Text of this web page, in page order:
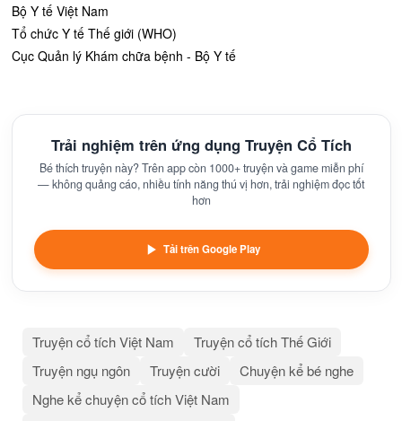
Bộ Y tế Việt Nam
Tổ chức Y tế Thế giới (WHO)
Cục Quản lý Khám chữa bệnh - Bộ Y tế
Trải nghiệm trên ứng dụng Truyện Cổ Tích
Bé thích truyện này? Trên app còn 1000+ truyện và game miễn phí
— không quảng cáo, nhiều tính năng thú vị hơn, trải nghiệm đọc tốt
hơn
Tải trên Google Play
Truyện cổ tích Việt Nam
Truyện cổ tích Thế Giới
Truyện ngụ ngôn
Truyện cười
Chuyện kể bé nghe
Nghe kể chuyện cổ tích Việt Nam